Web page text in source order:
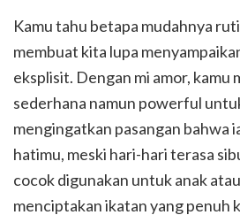
Kamu tahu betapa mudahnya
membuat kita lupa
eksplisit. Dengan mi amor, kamu
sederhana namun powerful
mengingatkan pasangan bahwa
hatimu, meski hari-hari terasa
cocok digunakan untuk anak
menciptakan ikatan yang penuh